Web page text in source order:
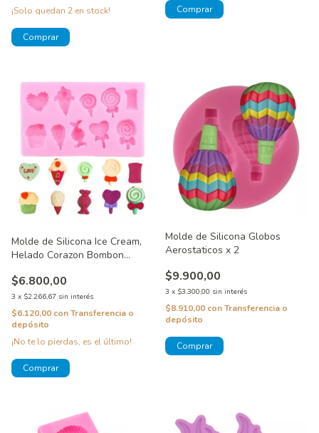
¡Solo quedan 2 en stock!
Molde de Silicona Ice Cream,
Helado Corazon Bombon
$6.800,00
3 x $2.266,67 sin interés
$6.120,00 conTransferencia o
depósito
¡No te lo pierdas, es el último!
Molde de Silicona Globos
Aerostaticos x 2
$9.900,00
3 x $3.300,00 sin interés
$8.910,00 conTransferencia o
depósito